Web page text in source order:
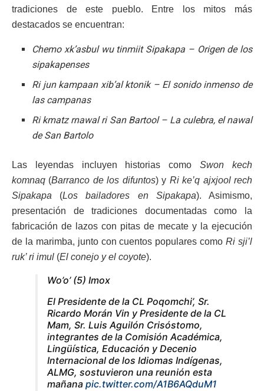
tradiciones de este pueblo. Entre los mitos más
destacados se encuentran:
Chemo xk’asbul wu tinmiit Sipakapa – Origen de los
sipakapenses
Ri jun kampaan xib’al ktonik – El sonido inmenso de
las campanas
Ri kmatz rnawal ri San Bartool – La culebra, el nawal
de San Bartolo
Las leyendas incluyen historias comoSwon kech
komnaq (Barranco de los difuntos) y Ri ke’q ajxjool rech
Sipakapa (Los bailadores en Sipakapa). Asimismo,
presentación de tradiciones documentadas como la
fabricación de lazos con pitas de mecate y la ejecución
de la marimba, junto con cuentos populares comoRi sji’l
ruk’ ri imul (El conejo y el coyote).
Wo’o’ (5) Imox
El Presidente de la CL Poqomchi’, Sr.
Ricardo Morán Vin y Presidente de la CL
Mam, Sr. Luis Aguilón Crisóstomo,
integrantes de la Comisión Académica,
Lingüística, Educación y Decenio
Internacional de los Idiomas Indígenas,
ALMG, sostuvieron una reunión esta
mañana pic.twitter.com/A1B6AQduM1